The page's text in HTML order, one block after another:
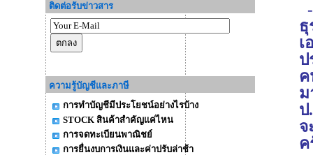
ติดต่อรับข่าวสาร
ความรู้บัญชีและภาษี
การทำบัญชีมีประโยชน์อย่างไรบ้าง
STOCK สินค้าสำคัญแค่ไหน
การจดทะเบียนพาณิชย์
การยื่นงบการเงินและค่าปรับล่าช้า
-
ธุ
เ
ป
ค
ม
ป
จ
ค